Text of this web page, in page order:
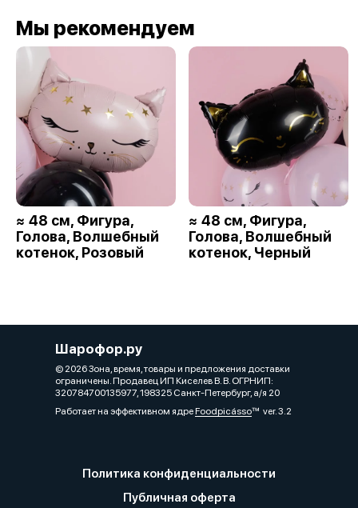
Мы рекомендуем
≈ 48 см, Фигура,
Голова, Волшебный
котенок, Розовый
≈ 48 см, Фигура,
Голова, Волшебный
котенок, Черный
Шарофор.ру
© 2026 Зона, время, товары и предложения доставки
ограничены. Продавец ИП Киселев В. В. ОГРНИП:
320784700135977, 198325 Санкт-Петербург, а/я 20
Работает на эффективном ядреFoodpicássover. 3.2
Политика конфиденциальности
Публичная оферта